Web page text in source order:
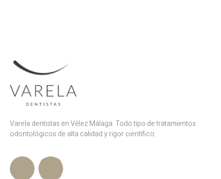
Varela dentistas en Vélez Málaga. Todo tipo de tratamientos
odontológicos de alta calidad y rigor científico.